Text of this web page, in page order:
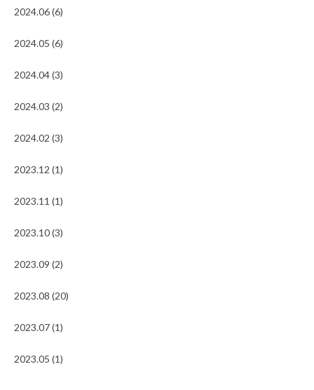
2024.06 (6)
2024.05 (6)
2024.04 (3)
2024.03 (2)
2024.02 (3)
2023.12 (1)
2023.11 (1)
2023.10 (3)
2023.09 (2)
2023.08 (20)
2023.07 (1)
2023.05 (1)